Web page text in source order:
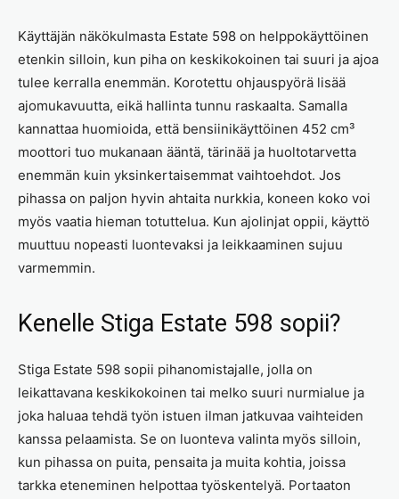
Käyttäjän näkökulmasta Estate 598 on helppokäyttöinen
etenkin silloin, kun piha on keskikokoinen tai suuri ja ajoa
tulee kerralla enemmän. Korotettu ohjauspyörä lisää
ajomukavuutta, eikä hallinta tunnu raskaalta. Samalla
kannattaa huomioida, että bensiinikäyttöinen 452 cm³
moottori tuo mukanaan ääntä, tärinää ja huoltotarvetta
enemmän kuin yksinkertaisemmat vaihtoehdot. Jos
pihassa on paljon hyvin ahtaita nurkkia, koneen koko voi
myös vaatia hieman totuttelua. Kun ajolinjat oppii, käyttö
muuttuu nopeasti luontevaksi ja leikkaaminen sujuu
varmemmin.
Kenelle Stiga Estate 598 sopii?
Stiga Estate 598 sopii pihanomistajalle, jolla on
leikattavana keskikokoinen tai melko suuri nurmialue ja
joka haluaa tehdä työn istuen ilman jatkuvaa vaihteiden
kanssa pelaamista. Se on luonteva valinta myös silloin,
kun pihassa on puita, pensaita ja muita kohtia, joissa
tarkka eteneminen helpottaa työskentelyä. Portaaton